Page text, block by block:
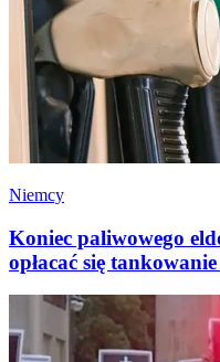
Niemcy
Koniec paliwowego
opłacać się